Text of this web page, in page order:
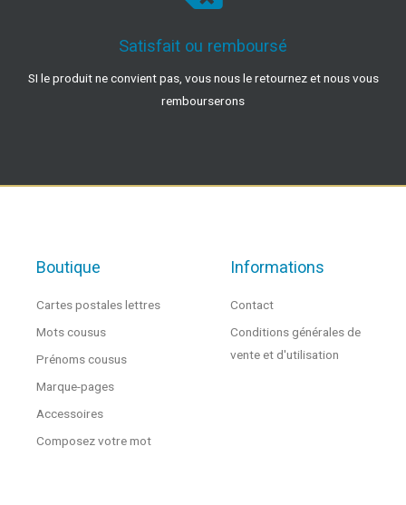
Satisfait ou remboursé
SI le produit ne convient pas, vous nous le retournez et nous vous
rembourserons
Boutique
Cartes postales lettres
Mots cousus
Prénoms cousus
Marque-pages
Accessoires
Composez votre mot
Informations
Contact
Conditions générales de
vente et d'utilisation